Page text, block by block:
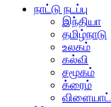
நாட்டு நடப்பு
இந்தியா
தமிழ்நாடு
உலகம்
கல்வி
சமூகம்
க்ரைம்